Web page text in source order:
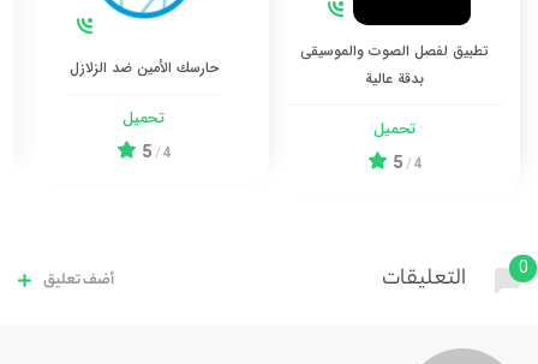
تطبيق لفصل الصوت والموسيقى
بدقة عالية
تحميل
4
/
5
حارسك الأمين ضد الزلازل
تحميل
4
/
5
0 التعليقات أضف تعليق